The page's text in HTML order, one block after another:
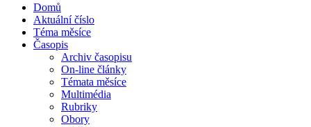
Domů
Aktuální číslo
Téma měsíce
Časopis
Archiv časopisu
On-line články
Témata měsíce
Multimédia
Rubriky
Obory